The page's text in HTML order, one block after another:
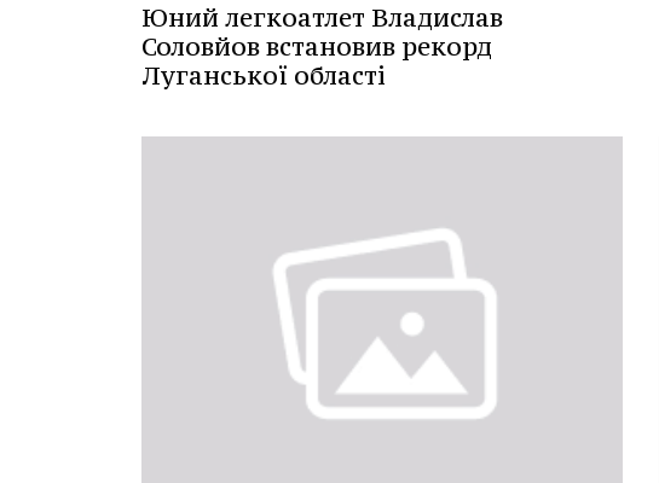
Юний легкоатлет Владислав
Соловйов встановив рекорд
Луганської області